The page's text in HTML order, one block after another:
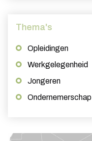
Thema's
Opleidingen
Werkgelegenheid
Jongeren
Ondernemerschap